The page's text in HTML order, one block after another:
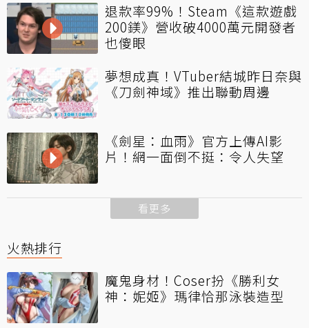
退款率99%！Steam《這款遊戲
200鎂》營收破4000萬元開發者
也傻眼
夢想成真！VTuber結城昨日奈與
《刀劍神域》推出聯動周邊
《劍星：血雨》官方上傳AI影
片！網一面倒不挺：令人失望
看更多
火熱排行
魔鬼身材！Coser扮《勝利女
神：妮姬》瑪律恰那泳裝造型